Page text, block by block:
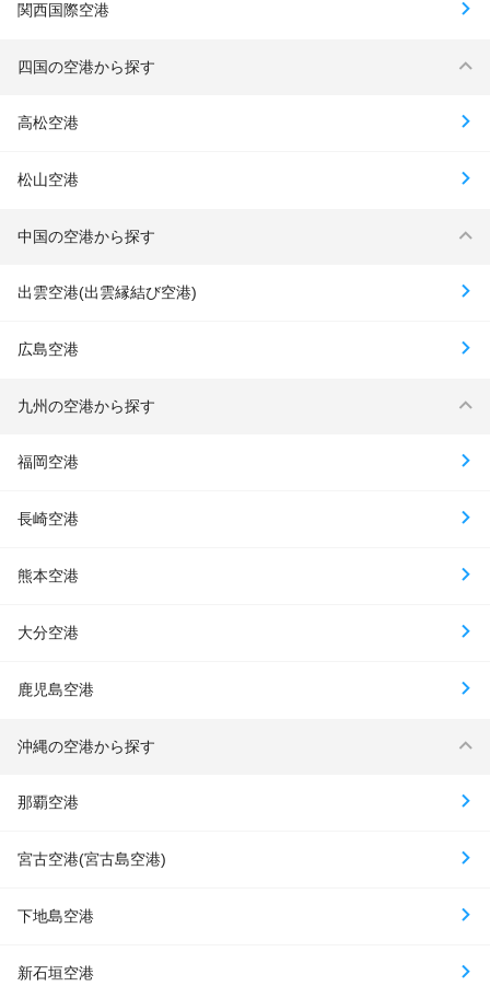
関西国際空港
四国の空港から探す
高松空港
松山空港
中国の空港から探す
出雲空港(出雲縁結び空港)
広島空港
九州の空港から探す
福岡空港
長崎空港
熊本空港
大分空港
鹿児島空港
沖縄の空港から探す
那覇空港
宮古空港(宮古島空港)
下地島空港
新石垣空港